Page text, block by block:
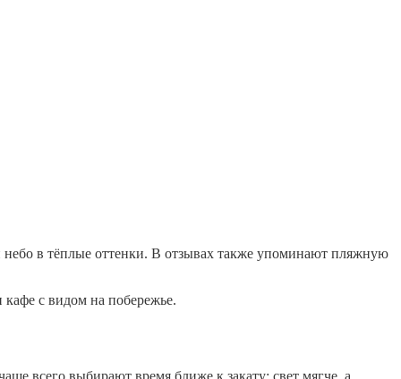
небо в тёплые оттенки. В отзывах также упоминают пляжную
кафе с видом на побережье.